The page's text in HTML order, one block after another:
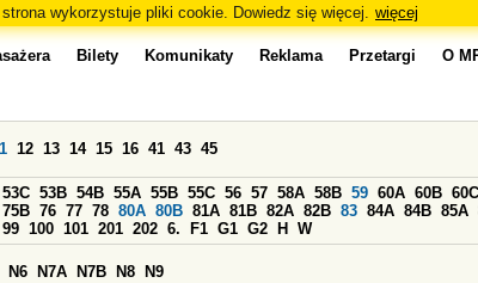
strona wykorzystuje pliki cookie. Dowiedz się więcej. więcej
Bilety Komunikaty Reklama Przetargi O
12 13 14 15 16 41 43 45
53C 53B 54B 55A 55B 55C 56 57 58A 58B 59 60A 60B 60C
75B 76 77 78 80A 80B 81A 81B 82A 82B 83 84A 84B 85A
99 100 101 201 202 6. F1 G1 G2 H W
N6 N7A N7B N8 N9